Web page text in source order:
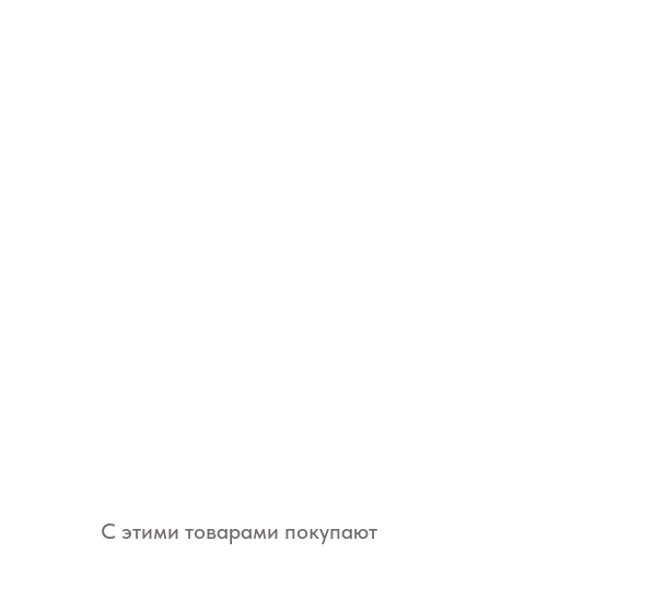
С этими товарами покупают